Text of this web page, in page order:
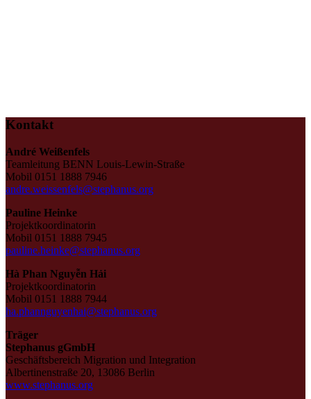
Kontakt
André Weißenfels
Teamleitung BENN Louis-Lewin-Straße
Mobil 0151 1888 7946
andre.weissenfels@stephanus.org
Pauline Heinke
Projektkoordinatorin
Mobil 0151 1888 7945
pauline.heinke@stephanus.org
Hà Phan Nguyễn Hải
Projektkoordinatorin
Mobil 0151 1888 7944
ha.phannguyenhai@stephanus.org
Träger
Stephanus gGmbH
Geschäftsbereich Migration und Integration
Albertinenstraße 20, 13086 Berlin
www.stephanus.org